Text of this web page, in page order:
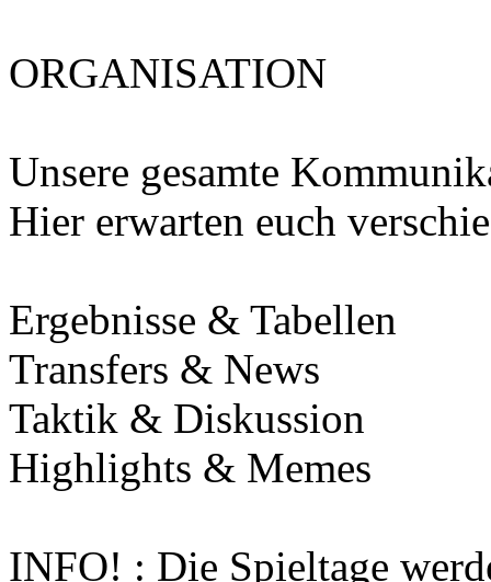
ORGANISATION
Unsere gesamte
Hier erwarten euch
Ergebnisse & Tabellen
Transfers & News
Taktik & Diskussion
Highlights & Memes
INFO! : Die Spieltage